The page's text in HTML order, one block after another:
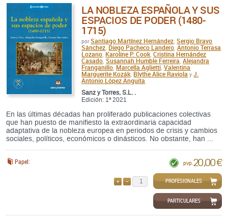
LA NOBLEZA ESPAÑOLA Y SUS
ESPACIOS DE PODER (1480-
1715)
porSantiago Martínez Hernández ,Sergio Bravo
Sánchez Diego Pacheco Landero Antonio Terrasa
Lozano Karoline P. Cook ,Cristina Hernández
Casado ,Susannah Humble Ferreira Alejandra
Franganillo Marcella Aglietti ,Valentina
Marguerite Kozák Blythe Alice Raviola y J.
Antonio López Anguita
Sanz y Torres, S.L. .
Edición: 1ª 2021
En las últimas décadas han proliferado publicaciones colectivas
que han puesto de manifiesto la extraordinaria capacidad
adaptativa de la nobleza europea en periodos de crisis y cambios
sociales, políticos, económicos o dinásticos. No obstante, han ...
Papel: pvp. 20,00 €
QUITARPROFESIONALES
PARTICULARES